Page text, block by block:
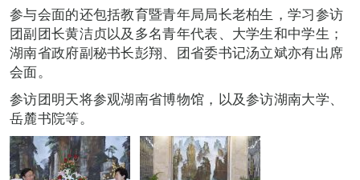
参与会面的还包括教育暨青年局局长老柏生，学习参访
团副团长黄洁贞以及多名青年代表、大学生和中学生；
湖南省政府副秘书长彭翔、团省委书记汤立斌亦有出席
会面。
参访团明天将参观湖南省博物馆，以及参访湖南大学、
岳麓书院等。